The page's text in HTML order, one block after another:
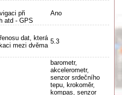
při
atd - GPS
Ano
dat, která
mezi dvěma
5.3
barometr,
akcelerometr,
senzor srdečního
tepu, krokoměr,
kompas, senzor